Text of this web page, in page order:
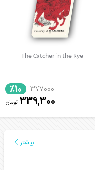
The Catcher in the Rye
377000
٪10
339,300 تومان
بیشتر